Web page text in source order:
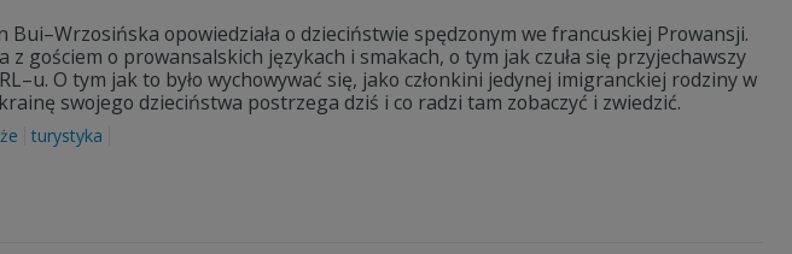
Bui–Wrzosińska opowiedziała o dzieciństwie spędzonym we francuskiej Prowansji.
z gościem o prowansalskich językach i smakach, o tym jak czuła się przyjechawszy
O tym jak to było wychowywać się, jako członkini jedynej imigranckiej rodziny w
swojego dzieciństwa postrzega dziś i co radzi tam zobaczyć i zwiedzić.
turystyka